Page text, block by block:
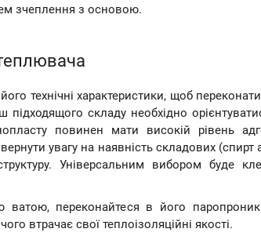
зчеплення з основою.
технічні характеристики, щоб
складу необхідно
повинен мати високій рівень
увагу на наявність складових
Універсальним вибором буде
переконайтеся в його
втрачає свої теплоізоляційні якості.